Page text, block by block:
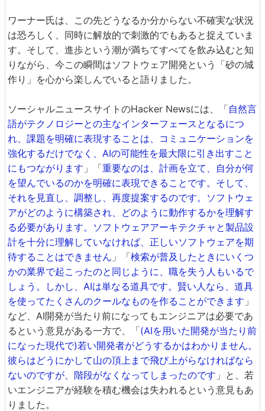
ワーナー氏は、この先どうなるか分からない不確実な状況
は恐ろしく、同時に解放的で刺激的でもあると捉えていま
す。そして、進歩という潮が満ちてすべてを飲み込むと知
りながら、今この瞬間はソフトウェア開発という「砂の城
作り」を心から楽しんでいると語りました。
ソーシャルニュースサイトのHacker Newsには、「自然言
語がテクノロジーとの主なインターフェースとなるにつ
れ、課題を明確に表現することは、コミュニケーションを
強化するだけでなく、AIの可能性を最大限に引き出すこと
にもつながります 」「重要なのは、計画を立て、自分が何
を望んでいるのかを明確に表現できることです。そして、
それを見直し、調整し、再度提案するのです。ソフトウェ
アがどのように構築され、どのように動作するかを理解す
る必要があります。ソフトウェアアーキテクチャと製品設
計を十分に理解していなければ、正しいソフトウェアを期
待することはできません 」「検索が普及したときにいくつ
かの業界で起こったのと同じように、職を失う人もいるで
しょう。しかし、AIは単なる道具です。賢い人なら、道具
を使ってたくさんのクールなものを作ることができます 」
など、AI開発が当たり前になってもエンジニアは必要であ
るという意見がある一方で、「(AIを用いた開発が当たり前
になった現代で)若い開発者がどうするかはわかりません。
彼らはどうにかして山の頂上まで飛び上がらなければなら
ないのですが、階段がなくなってしまったのです 」と、若
いエンジニアが経験を積む機会は失われるという意見もあ
りました。